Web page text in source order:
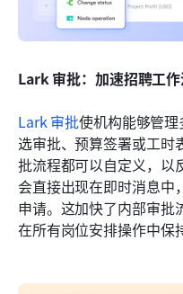
Lark 审批：加速招聘工
Lark 审批使机构能够管
选审批、预算签署或工
批流程都可以自定义，以
会直接出现在即时消息中
申请。这加快了内部审批
在所有岗位安排操作中保